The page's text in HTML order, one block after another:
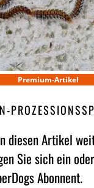
Premium-Artikel
diesen Artikel
Sie sich ein
Abonnent.